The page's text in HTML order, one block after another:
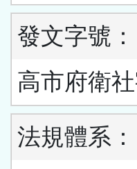
發文字號：
高市府衛
法規體系：